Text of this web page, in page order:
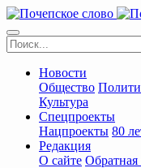
Новости
Общество
Культура
Спецпроекты
Нацпроекты 80
Редакция
О сайте Обратная